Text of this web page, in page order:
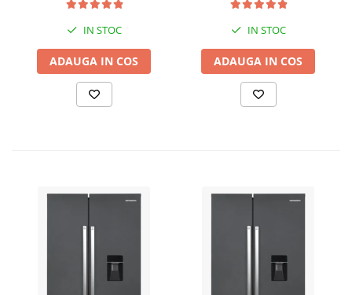
IN STOC
ADAUGA IN COS
IN STOC
ADAUGA IN COS